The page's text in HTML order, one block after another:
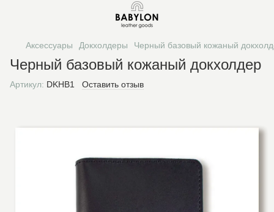
Аксессуары Докхолдеры Черный базовый кожаный
Черный базовый кожаный докхолдер
Артикул: DKHB1 Оставить отзыв